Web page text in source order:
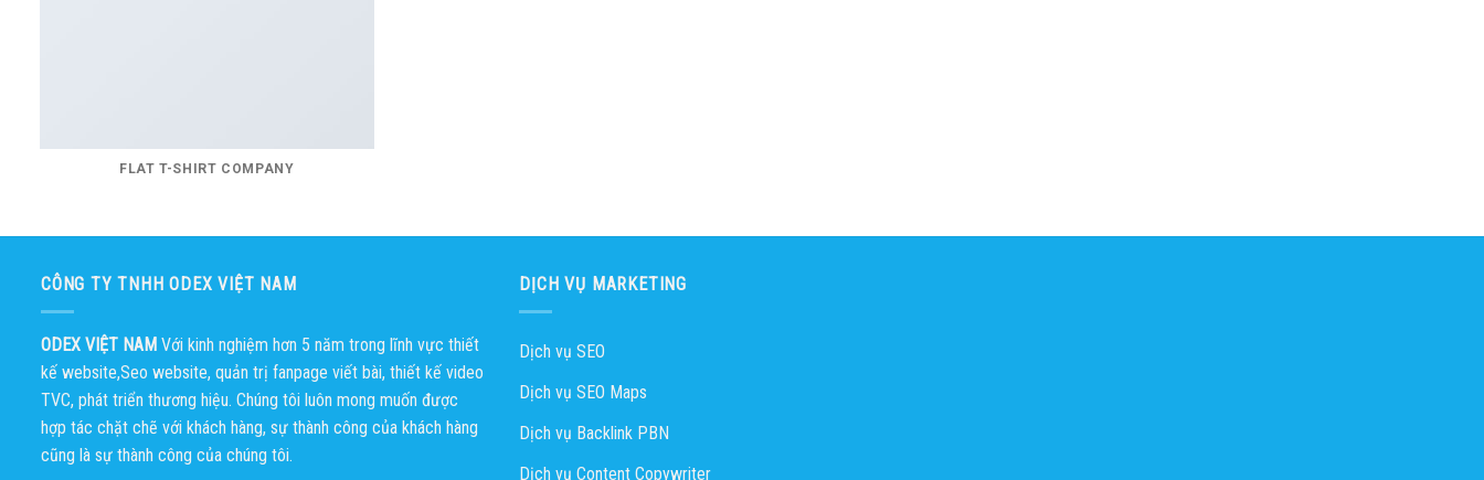
FLAT T-SHIRT COMPANY
CÔNG TY TNHH ODEX VIỆT NAM
ODEX VIỆT NAM Với kinh nghiệm hơn 5 năm trong lĩnh vực thiết
kế website,Seo website, quản trị fanpage viết bài, thiết kế video
TVC, phát triển thương hiệu. Chúng tôi luôn mong muốn được
hợp tác chặt chẽ với khách hàng, sự thành công của khách hàng
cũng là sự thành công của chúng tôi.
DỊCH VỤ MARKETING
Dịch vụ SEO
Dịch vụ SEO Maps
Dịch vụ Backlink PBN
Dịch vụ Content Copywriter